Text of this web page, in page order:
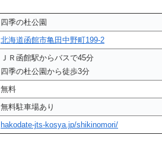
四季の杜公園
北海道函館市亀田中野町199-2
ＪＲ函館駅からバスで45分
四季の杜公園から徒歩3分
無料
無料駐車場あり
hakodate-jts-kosya.jp/shikinomori/